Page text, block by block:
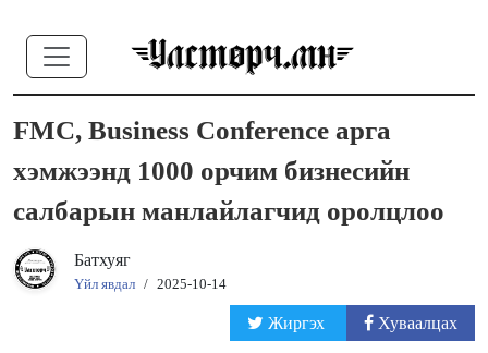
FMC, Business Conference арга
хэмжээнд 1000 орчим бизнесийн
салбарын манлайлагчид оролцлоо
Батхуяг
Үйл явдал / 2025-10-14
Жиргэх Хуваалцах